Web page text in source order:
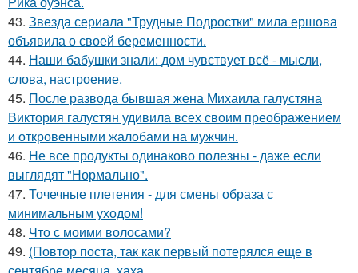
43. Звезда сериала "Трудные Подростки" мила ершова
объявила о своей беременности.
44. Наши бабушки знали: дом чувствует всё - мысли,
слова, настроение.
45. После развода бывшая жена Михаила галустяна
Виктория галустян удивила всех своим преображением
и откровенными жалобами на мужчин.
46. Не все продукты одинаково полезны - даже если
выглядят "Нормально".
47. Точечные плетения - для смены образа с
минимальным уходом!
48. Что с моими волосами?
49. (Повтор поста, так как первый потерялся еще в